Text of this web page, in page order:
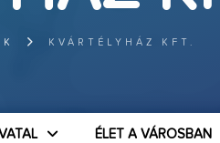
KVÁRTÉLYHÁZ KFT.
ÉLET A VÁROSBAN